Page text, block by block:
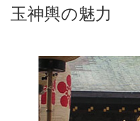
玉神輿の魅力